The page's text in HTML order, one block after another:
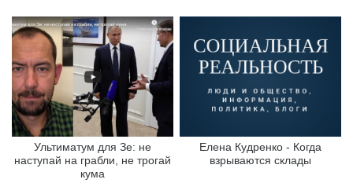
Ультиматум для Зе: не
наступай на грабли, не трогай
кума
Елена Кудренко - Когда
взрываются склады